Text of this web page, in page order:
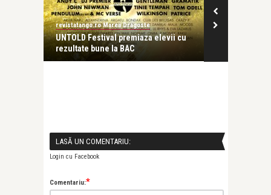
revistatango.ro Marea Dragoste
UNTOLD Festival premiaza elevii cu
rezultate bune la BAC
LASĂ UN COMENTARIU:
Login cu Facebook
Comentariu:*